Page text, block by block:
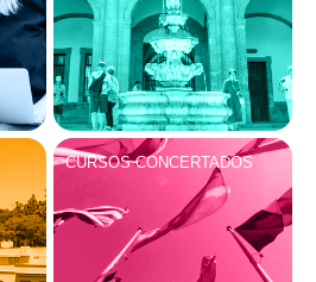
CURSOS CONCERTADOS